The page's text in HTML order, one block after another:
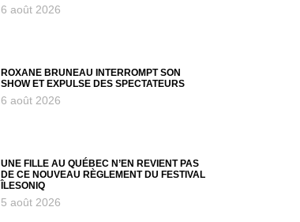
6 août 2026
ROXANE BRUNEAU INTERROMPT SON
SHOW ET EXPULSE DES SPECTATEURS
6 août 2026
UNE FILLE AU QUÉBEC N’EN REVIENT PAS
DE CE NOUVEAU RÈGLEMENT DU FESTIVAL
ÎLESONIQ
5 août 2026